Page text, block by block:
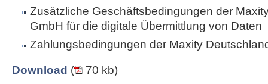
Zusätzliche Geschäftsbedingungen der
GmbH für die digitale Übermittlung von Daten
Zahlungsbedingungen der Maxity
Download ( 70 kb)